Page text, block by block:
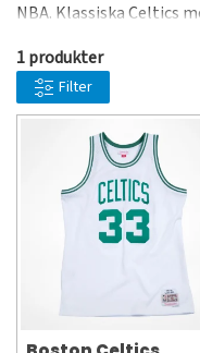
NBA. Klassiska Celtics
Basketball Association
namnet Basketball
matchen i NBA en
Garden möts du av en
Celtics gröna och vita
1 produkter
Filter